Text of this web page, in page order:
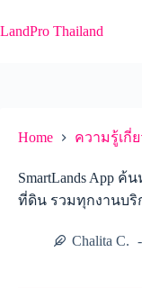
to
content
LandPro Thailand
Home ความรู้เกี่
SmartLands App
ที่ดิน รวมทุกงานบริ
Chalita C.